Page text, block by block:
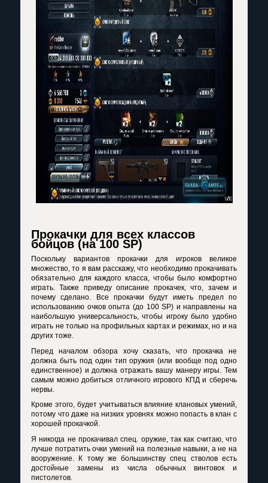
Прокачки для всех классов
бойцов (на 100 SP)
Поскольку вариантов прокачки для игроков великое
множество, то я вам расскажу, что необходимо прокачивать
обязательно для каждого класса, чтобы было комфортно
играть. Также приведу описание прокачек, что, зачем и
почему сделано. Все прокачки будут иметь предел по
использованию очков опыта (до 100 SP) и направлены на
наибольшую универсальность, чтобы игроку было удобно
играть не только на профильных картах и режимах, но и на
других тоже.
Перед началом обзора хочу сказать, что прокачка не
должна быть под один тип оружия (или вообще под одно
единственное) и должна отражать вашу манеру игры. Тем
самым можно добиться отличного игрового КПД и сберечь
нервы.
Кроме этого, будет учитываться влияние клановых умений,
потому что даже на низких уровнях можно попасть в клан с
хорошей прокачкой.
Я никогда не прокачивал спец. оружие, так как считаю, что
лучше потратить очки умений на полезные навыки, а не на
вооружение. К тому же большинству спец стволов есть
достойные замены из числа обычных винтовок и
пистолетов.